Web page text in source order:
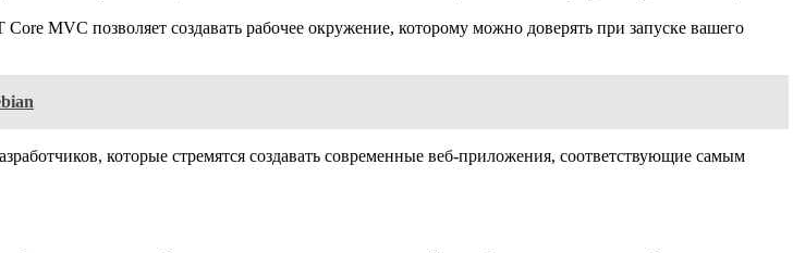
MVC позволяет создавать рабочее окружение, которому можно доверять при запуске вашего
которые стремятся создавать современные веб-приложения, соответствующие самым